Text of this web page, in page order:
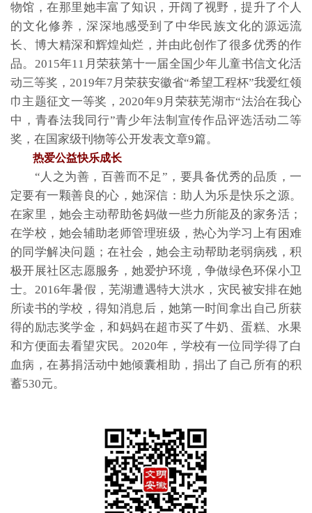
物馆，在那里她丰富了知识，开阔了视野，提升了个人
的文化修养，深深地感受到了中华民族文化的源远流
长、博大精深和辉煌灿烂，并由此创作了很多优秀的作
品。2015年11月荣获第十一届全国少年儿童书信文化活
动三等奖，2019年7月荣获安徽省“希望工程杯”我爱红领
巾主题征文一等奖，2020年9月荣获芜湖市“法治在我心
中，青春法我同行”青少年法制宣传作品评选活动二等
奖，在国家级刊物等公开发表文章9篇。
热爱公益快乐成长
“人之为善，百善而不足”，要具备优秀的品质，一
定要有一颗善良的心，她深信：助人为乐是快乐之源。
在家里，她会主动帮助爸妈做一些力所能及的家务活；
在学校，她会辅助老师管理班级，热心为学习上有困难
的同学解决问题；在社会，她会主动帮助老弱病残，积
极开展社区志愿服务，她爱护环境，争做绿色环保小卫
士。2016年暑假，芜湖遭遇特大洪水，灾民被安排在她
所读书的学校，得知消息后，她第一时间拿出自己所获
得的励志奖学金，和妈妈在超市买了牛奶、蛋糕、水果
和方便面去看望灾民。2020年，学校有一位同学得了白
血病，在募捐活动中她倾囊相助，捐出了自己所有的积
蓄530元。